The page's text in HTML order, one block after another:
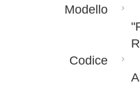
Modello
Codice